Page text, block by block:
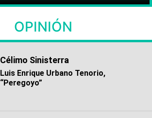
OPINIÓN
Célimo Sinisterra
Luis Enrique Urbano Tenorio,
“Peregoyo”